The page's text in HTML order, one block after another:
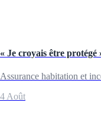
« Je croyais être
Assurance habitation et
4 Août